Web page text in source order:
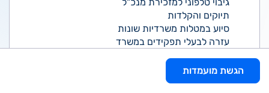
תיוקים והקלדות
סיוע במטלות משרדיות שונות
עזרה לבעלי תפקידים במשרד
דרישות התפקיד
הגשת מועמדות